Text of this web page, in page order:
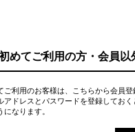
めてご利用の方・会員以
ご利用のお客様は、こちらから会員登
アドレスとパスワードを登録してお
になります。